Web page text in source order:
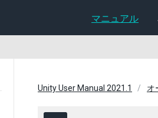
マニュアル
Unity User Manual 2021.1 オ